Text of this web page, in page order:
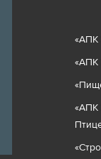
«АПК
«АПК
«АПК